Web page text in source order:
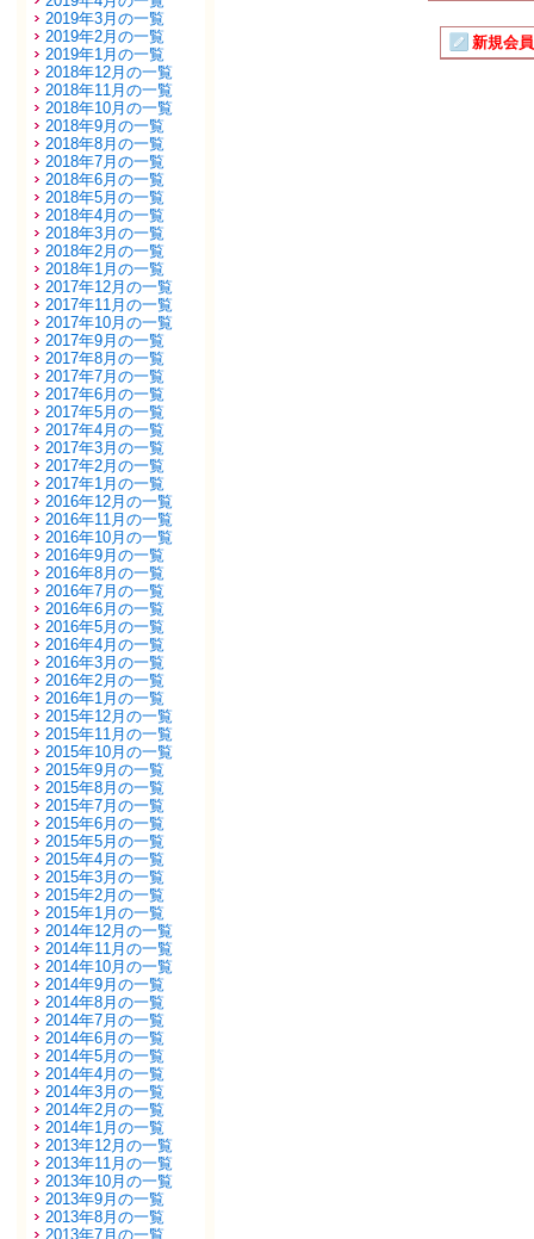
2019年3月の一覧
2019年2月の一覧
2019年1月の一覧
2018年12月の一覧
2018年11月の一覧
2018年10月の一覧
2018年9月の一覧
2018年8月の一覧
2018年7月の一覧
2018年6月の一覧
2018年5月の一覧
2018年4月の一覧
2018年3月の一覧
2018年2月の一覧
2018年1月の一覧
2017年12月の一覧
2017年11月の一覧
2017年10月の一覧
2017年9月の一覧
2017年8月の一覧
2017年7月の一覧
2017年6月の一覧
2017年5月の一覧
2017年4月の一覧
2017年3月の一覧
2017年2月の一覧
2017年1月の一覧
2016年12月の一覧
2016年11月の一覧
2016年10月の一覧
2016年9月の一覧
2016年8月の一覧
2016年7月の一覧
2016年6月の一覧
2016年5月の一覧
2016年4月の一覧
2016年3月の一覧
2016年2月の一覧
2016年1月の一覧
2015年12月の一覧
2015年11月の一覧
2015年10月の一覧
2015年9月の一覧
2015年8月の一覧
2015年7月の一覧
2015年6月の一覧
2015年5月の一覧
2015年4月の一覧
2015年3月の一覧
2015年2月の一覧
2015年1月の一覧
2014年12月の一覧
2014年11月の一覧
2014年10月の一覧
2014年9月の一覧
2014年8月の一覧
2014年7月の一覧
2014年6月の一覧
2014年5月の一覧
2014年4月の一覧
2014年3月の一覧
2014年2月の一覧
2014年1月の一覧
2013年12月の一覧
2013年11月の一覧
2013年10月の一覧
2013年9月の一覧
2013年8月の一覧
2013年7月の一覧
新規会